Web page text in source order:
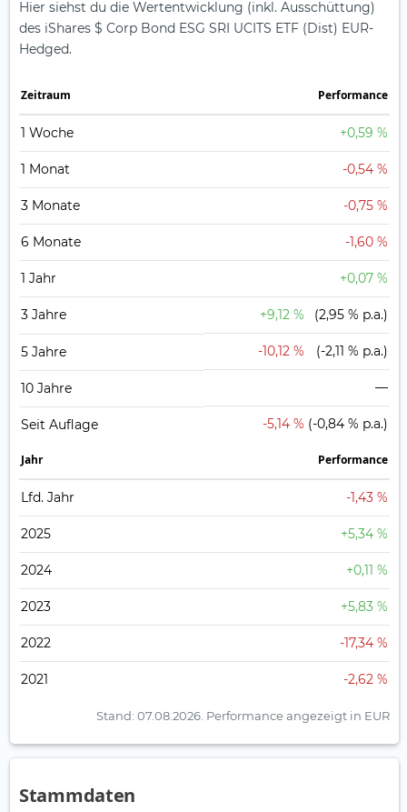
Hier siehst du die Wertentwicklung (inkl. Ausschüttung)
des iShares $ Corp Bond ESG SRI UCITS ETF (Dist) EUR-
Hedged.
Zeit­raum Perfor­mance
1 Woche +0,59 %
1 Monat -0,54 %
3 Monate -0,75 %
6 Monate -1,60 %
1 Jahr +0,07 %
3 Jahre +9,12 % (2,95 % p.a.)
5 Jahre -10,12 % (-2,11 % p.a.)
10 Jahre —
Seit Auflage -5,14 % (-0,84 % p.a.)
Jahr Perfor­mance
Lfd. Jahr -1,43 %
2025 +5,34 %
2024 +0,11 %
2023 +5,83 %
2022 -17,34 %
2021 -2,62 %
Stand: 07.08.2026. Performance angezeigt in EUR
Stammdaten